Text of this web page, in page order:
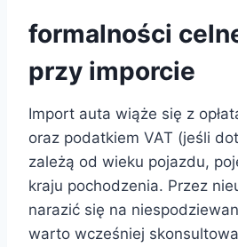
formalności
przy imporcie
Import auta wiąże się z
oraz podatkiem VAT (jeśli
zależą od wieku pojazdu,
kraju pochodzenia. Przez
narazić się na
warto wcześniej